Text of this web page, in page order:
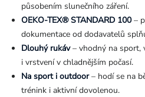
působením slunečního záření.
OEKO-TEX® STANDARD 100–
dokumentace od dodavatelů
Dlouhý rukáv– vhodný na sport,
i vrstvení v chladnějším počasí.
Na sport i outdoor– hodí se na
trénink i aktivní dovolenou.